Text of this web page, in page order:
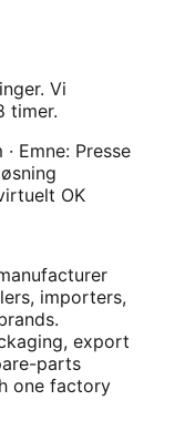
Vi
timer.
Emne: Presse
OK
importers,
export
parts
one factory